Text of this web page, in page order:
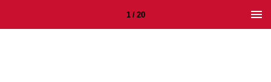
1 / 20